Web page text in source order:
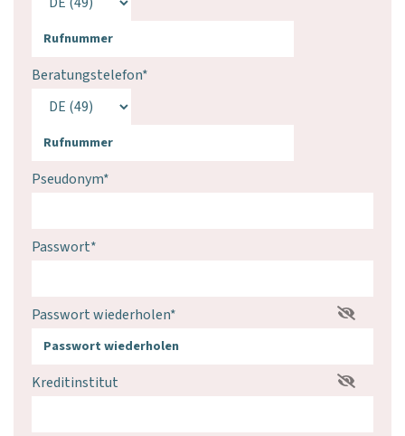
Beratungstelefon*
Pseudonym*
Passwort*
Passwort wiederholen*
Kreditinstitut